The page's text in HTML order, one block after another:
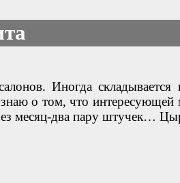
Иногда складывается
о том, что
месяц-два пару штучек…